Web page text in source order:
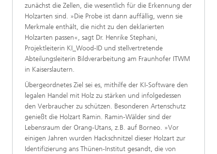
zunächst die Zellen, die wesentlich für die Erkennung der
Holzarten sind. »Die Probe ist dann auffällig, wenn sie
Merkmale enthält, die nicht zu den deklarierten
Holzarten passen«, sagt Dr. Henrike Stephani,
Projektleiterin KI_Wood-ID und stellvertretende
Abteilungsleiterin Bildverarbeitung am Fraunhofer ITWM
in Kaiserslautern.
Übergeordnetes Ziel sei es, mithilfe der KI-Software den
legalen Handel mit Holz zu stärken und infolgedessen
den Verbraucher zu schützen. Besonderen Artenschutz
genießt die Holzart Ramin. Ramin-Wälder sind der
Lebensraum der Orang-Utans, z.B. auf Borneo. »Vor
einigen Jahren wurden Hackschnitzel dieser Holzart zur
Identifizierung ans Thünen-Institut gesandt, die von